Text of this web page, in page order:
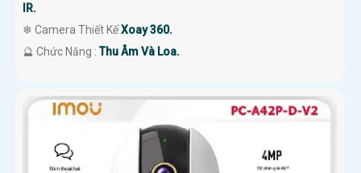
IR.
❄ Camera Thiết KếXoay 360.
️🔮 Chức Năng :Thu Âm Và Loa.